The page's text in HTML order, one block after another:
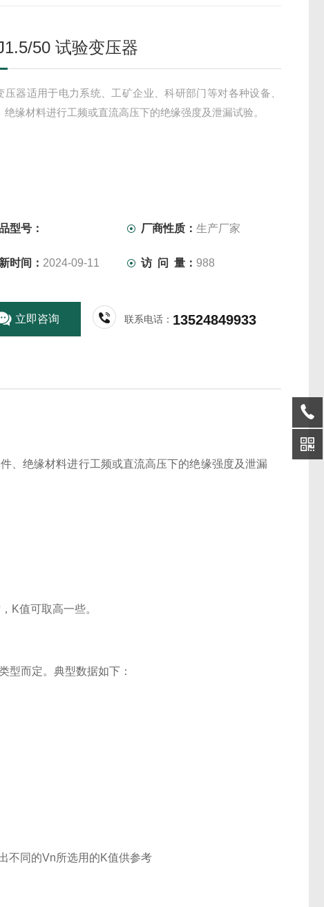
50 试验变压器
压器适用于电力系统、工矿企业、科研部门等对各种设备、
绝缘材料进行工频或直流高压下的绝缘强度及泄漏试验。
型号： 厂商性质：生产厂家
时间： 2024-09-11 访 问 量： 988
立即咨询 联系电话： 13524849933
、绝缘材料进行工频或直流高压下的绝缘强度及泄漏
K值可取高一些。
型而定。典型数据如下：
不同的Vn所选用的K值供参考